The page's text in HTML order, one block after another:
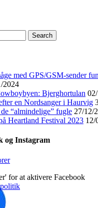
med GPS/GSM-sender
2024
Bjerghortulan
en Nordsanger i Haurvig
“almindelige” fugle 27/12/
Heartland Festival 2023 12/
og Instagram
for at aktivere Facebook